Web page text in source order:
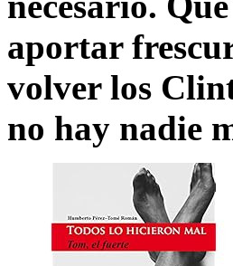
aportar
volver los
no hay nadie